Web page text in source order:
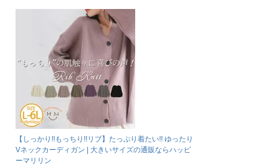
【しっかり!!もっちり!!リブ】たっぷり着たい!! ゆったり
Vネックカーディガン | 大きいサイズの通販ならハッピ
ーマリリン